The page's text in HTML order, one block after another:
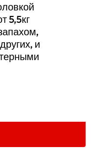
5,5кг
и